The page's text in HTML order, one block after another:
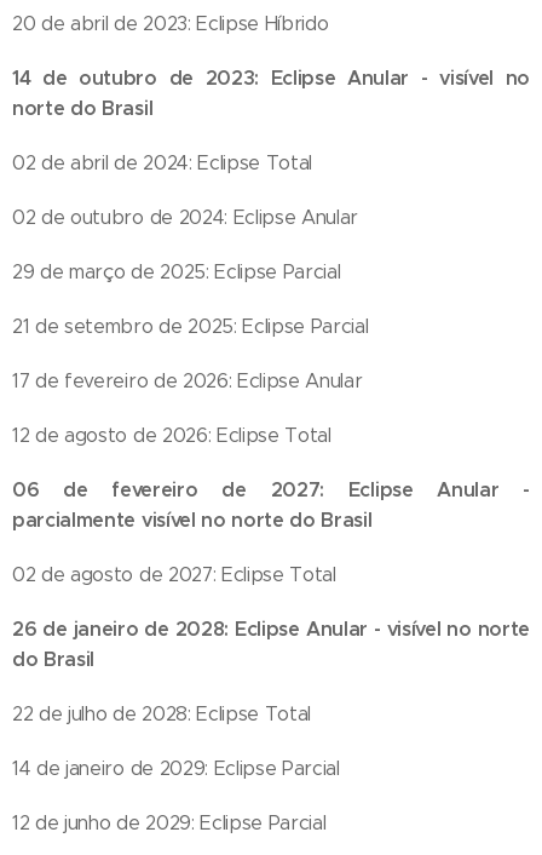
20 de abril de 2023: Eclipse Híbrido
14 de outubro de 2023: Eclipse Anular - visível no
norte do Brasil
02 de abril de 2024: Eclipse Total
02 de outubro de 2024: Eclipse Anular
29 de março de 2025: Eclipse Parcial
21 de setembro de 2025: Eclipse Parcial
17 de fevereiro de 2026: Eclipse Anular
12 de agosto de 2026: Eclipse Total
06 de fevereiro de 2027: Eclipse Anular -
parcialmente visível no norte do Brasil
02 de agosto de 2027: Eclipse Total
26 de janeiro de 2028: Eclipse Anular - visível no norte
do Brasil
22 de julho de 2028: Eclipse Total
14 de janeiro de 2029: Eclipse Parcial
12 de junho de 2029: Eclipse Parcial